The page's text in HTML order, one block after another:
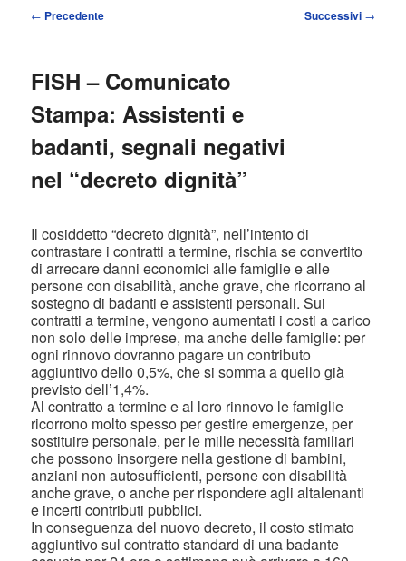
Navigazione
← Precedente Successivi →
FISH – Comunicato
Stampa: Assistenti e
badanti, segnali negativi
nel “decreto dignità”
Il cosiddetto “decreto dignità”, nell’intento di
contrastare i contratti a termine, rischia se convertito
di arrecare danni economici alle famiglie e alle
persone con disabilità, anche grave, che ricorrano al
sostegno di badanti e assistenti personali. Sui
contratti a termine, vengono aumentati i costi a carico
non solo delle imprese, ma anche delle famiglie: per
ogni rinnovo dovranno pagare un contributo
aggiuntivo dello 0,5%, che si somma a quello già
previsto dell’1,4%.
Al contratto a termine e al loro rinnovo le famiglie
ricorrono molto spesso per gestire emergenze, per
sostituire personale, per le mille necessità familiari
che possono insorgere nella gestione di bambini,
anziani non autosufficienti, persone con disabilità
anche grave, o anche per rispondere agli altalenanti
e incerti contributi pubblici.
In conseguenza del nuovo decreto, il costo stimato
aggiuntivo sul contratto standard di una badante